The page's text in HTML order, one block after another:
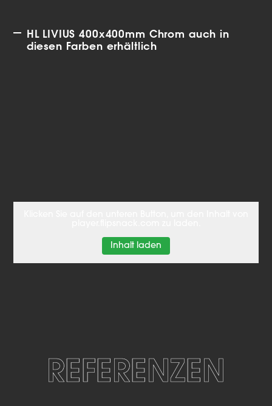
HL LIVIUS 400x400mm Chrom auch in
diesen Farben erhältlich
Inhalt laden
REFERENZEN